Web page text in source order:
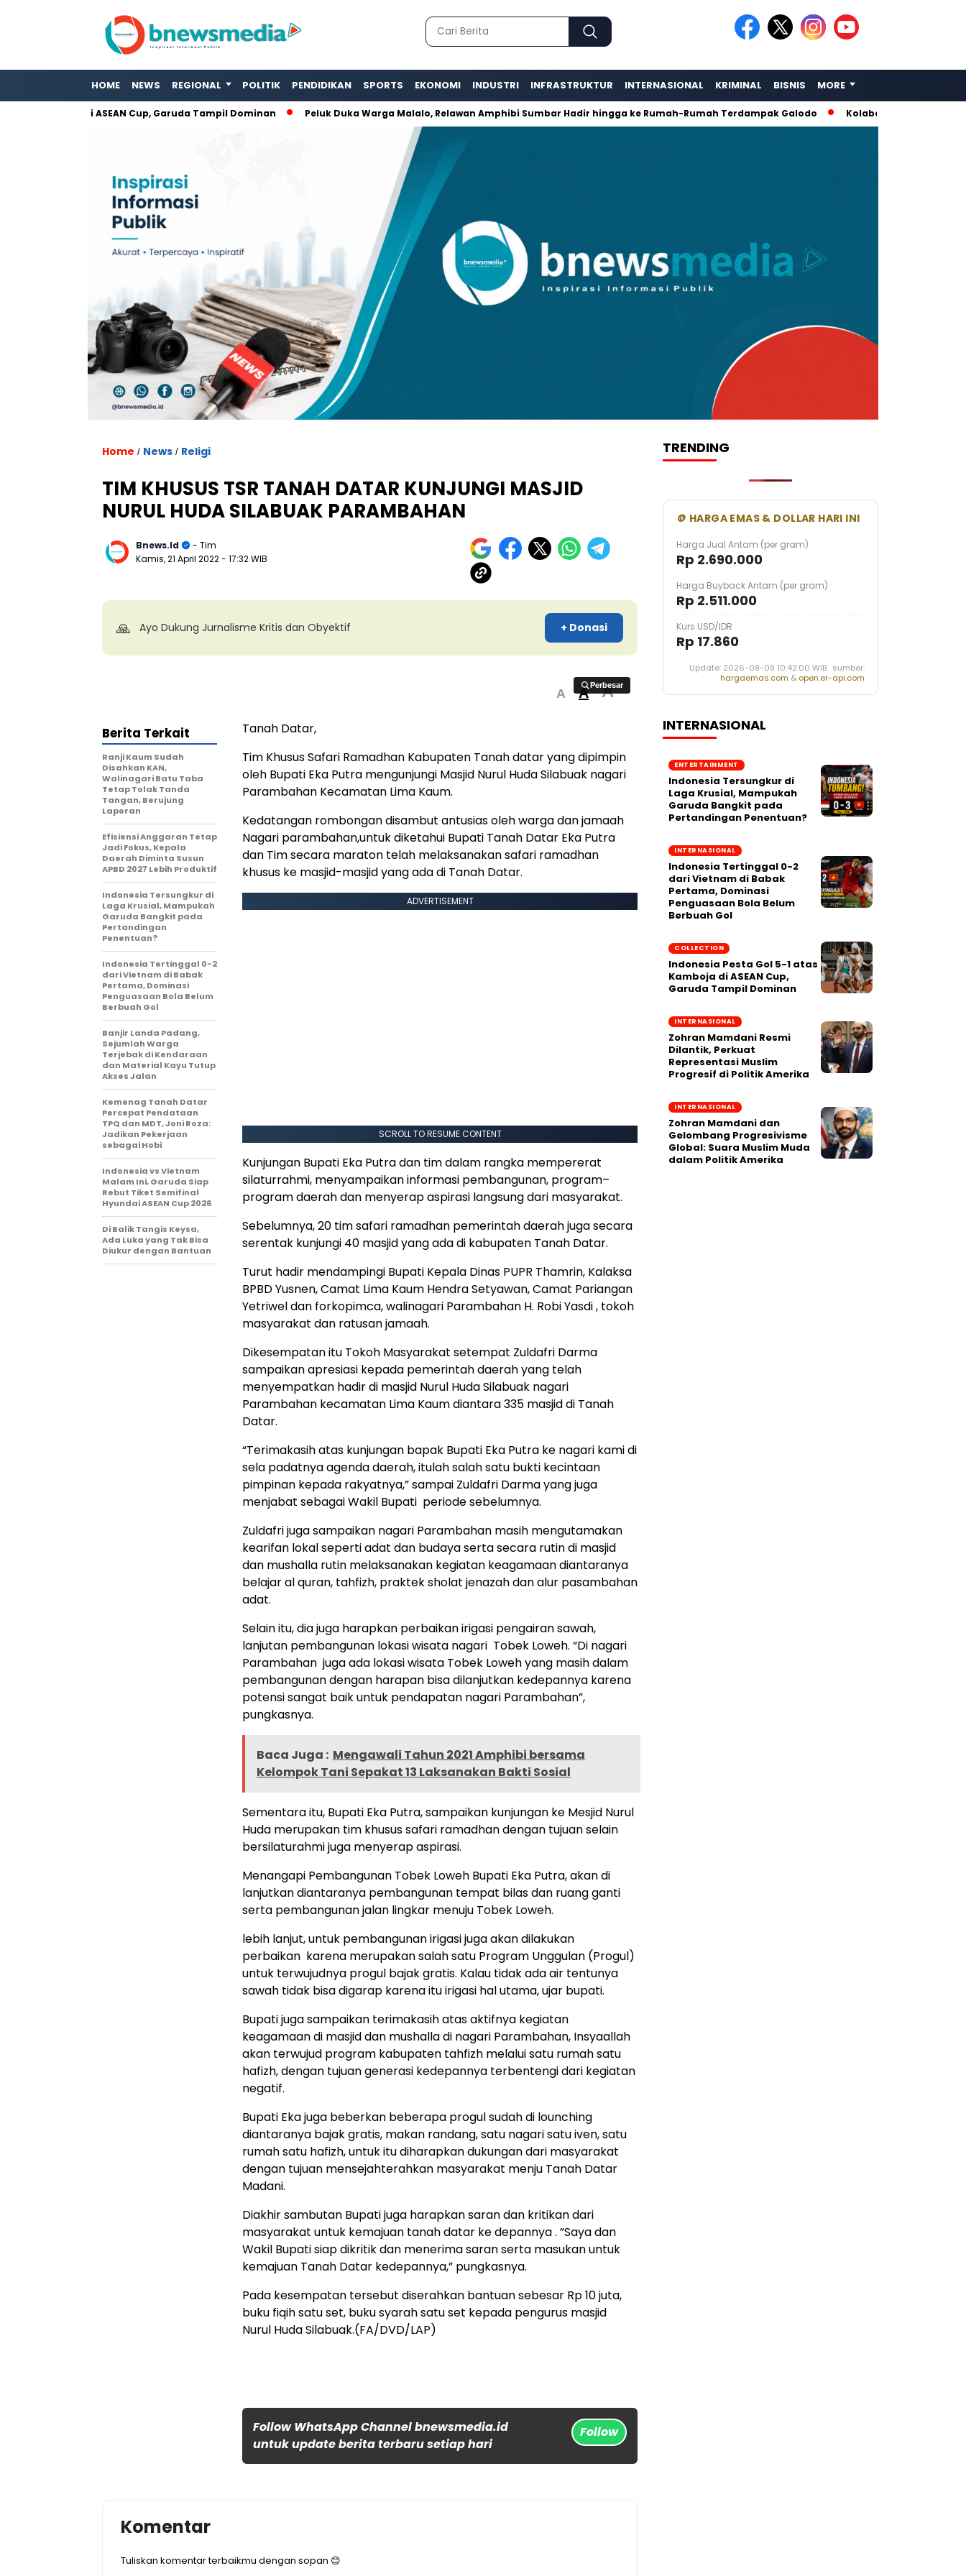
HOME NEWS REGIONAL POLITIK PENDIDIKAN SPORTS EKONOMI INDUSTRI INFRASTRUKTUR INTERNASIONAL KRIMINAL BISNIS MORE
di ASEAN Cup, Garuda Tampil Dominan Peluk Duka Warga Malalo, Relawan Amphibi Sumbar Hadir hingga ke Rumah-Rumah Terdampak Galodo Kolaborasi Rescue: Amphibi
Home / News / Religi
TIM KHUSUS TSR TANAH DATAR KUNJUNGI MASJID
NURUL HUDA SILABUAK PARAMBAHAN
Bnews.id
- Tim
Kamis, 21 April 2022- 17:32 WIB
🙏 Ayo Dukung Jurnalisme Kritis dan Obyektif + Donasi
Perbesar
Perbesar
A A A
Tanah Datar,
Tim Khusus Safari Ramadhan Kabupaten Tanah datar yang dipimpin
oleh Bupati Eka Putra mengunjungi Masjid Nurul Huda Silabuak nagari
Parambahan Kecamatan Lima Kaum.
Kedatangan rombongan disambut antusias oleh warga dan jamaah
Nagari parambahan,untuk diketahui Bupati Tanah Datar Eka Putra
dan Tim secara maraton telah melaksanakan safari ramadhan
khusus ke masjid-masjid yang ada di Tanah Datar.
ADVERTISEMENT
. Ukuran gambar 480px x 600px
SCROLL TO RESUME CONTENT
Kunjungan Bupati Eka Putra dan tim dalam rangka mempererat
silaturrahmi, menyampaikan informasi pembangunan, program–
program daerah dan menyerap aspirasi langsung dari masyarakat.
Sebelumnya, 20 tim safari ramadhan pemerintah daerah juga secara
serentak kunjungi 40 masjid yang ada di kabupaten Tanah Datar.
Turut hadir mendampingi Bupati Kepala Dinas PUPR Thamrin, Kalaksa
BPBD Yusnen, Camat Lima Kaum Hendra Setyawan, Camat Pariangan
Yetriwel dan forkopimca, walinagari Parambahan H. Robi Yasdi , tokoh
masyarakat dan ratusan jamaah.
Dikesempatan itu Tokoh Masyarakat setempat Zuldafri Darma
sampaikan apresiasi kepada pemerintah daerah yang telah
menyempatkan hadir di masjid Nurul Huda Silabuak nagari
Parambahan kecamatan Lima Kaum diantara 335 masjid di Tanah
Datar.
“Terimakasih atas kunjungan bapak Bupati Eka Putra ke nagari kami di
sela padatnya agenda daerah, itulah salah satu bukti kecintaan
pimpinan kepada rakyatnya,” sampai Zuldafri Darma yang juga
menjabat sebagai Wakil Bupati periode sebelumnya.
Zuldafri juga sampaikan nagari Parambahan masih mengutamakan
kearifan lokal seperti adat dan budaya serta secara rutin di masjid
dan mushalla rutin melaksanakan kegiatan keagamaan diantaranya
belajar al quran, tahfizh, praktek sholat jenazah dan alur pasambahan
adat.
Selain itu, dia juga harapkan perbaikan irigasi pengairan sawah,
lanjutan pembangunan lokasi wisata nagari Tobek Loweh. “Di nagari
Parambahan juga ada lokasi wisata Tobek Loweh yang masih dalam
pembangunan dengan harapan bisa dilanjutkan kedepannya karena
potensi sangat baik untuk pendapatan nagari Parambahan”,
pungkasnya.
Baca Juga : Mengawali Tahun 2021 Amphibi bersama
Kelompok Tani Sepakat 13 Laksanakan Bakti Sosial
Sementara itu, Bupati Eka Putra, sampaikan kunjungan ke Mesjid Nurul
Huda merupakan tim khusus safari ramadhan dengan tujuan selain
bersilaturahmi juga menyerap aspirasi.
Menangapi Pembangunan Tobek Loweh Bupati Eka Putra, akan di
lanjutkan diantaranya pembangunan tempat bilas dan ruang ganti
serta pembangunan jalan lingkar menuju Tobek Loweh.
lebih lanjut, untuk pembangunan irigasi juga akan dilakukan
perbaikan karena merupakan salah satu Program Unggulan (Progul)
untuk terwujudnya progul bajak gratis. Kalau tidak ada air tentunya
sawah tidak bisa digarap karena itu irigasi hal utama, ujar bupati.
Bupati juga sampaikan terimakasih atas aktifnya kegiatan
keagamaan di masjid dan mushalla di nagari Parambahan, Insyaallah
akan terwujud program kabupaten tahfizh melalui satu rumah satu
hafizh, dengan tujuan generasi kedepannya terbentengi dari kegiatan
negatif.
Bupati Eka juga beberkan beberapa progul sudah di lounching
diantaranya bajak gratis, makan randang, satu nagari satu iven, satu
rumah satu hafizh, untuk itu diharapkan dukungan dari masyarakat
dengan tujuan mensejahterahkan masyarakat menju Tanah Datar
Madani.
Diakhir sambutan Bupati juga harapkan saran dan kritikan dari
masyarakat untuk kemajuan tanah datar ke depannya . ”Saya dan
Wakil Bupati siap dikritik dan menerima saran serta masukan untuk
kemajuan Tanah Datar kedepannya,” pungkasnya.
Pada kesempatan tersebut diserahkan bantuan sebesar Rp 10 juta,
buku fiqih satu set, buku syarah satu set kepada pengurus masjid
Nurul Huda Silabuak.(FA/DVD/LAP)
Follow WhatsApp Channel bnewsmedia.id
untuk update berita terbaru setiap hari
Follow
Berita Terkait
Ranji Kaum Sudah
Disahkan KAN,
Walinagari Batu Taba
Tetap Tolak Tanda
Tangan, Berujung
Laporan
Efisiensi Anggaran Tetap
Jadi Fokus, Kepala
Daerah Diminta Susun
APBD 2027 Lebih Produktif
Indonesia Tersungkur di
Laga Krusial, Mampukah
Garuda Bangkit pada
Pertandingan
Penentuan?
Indonesia Tertinggal 0-2
dari Vietnam di Babak
Pertama, Dominasi
Penguasaan Bola Belum
Berbuah Gol
Banjir Landa Padang,
Sejumlah Warga
Terjebak di Kendaraan
dan Material Kayu Tutup
Akses Jalan
Kemenag Tanah Datar
Percepat Pendataan
TPQ dan MDT, Joni Roza:
Jadikan Pekerjaan
sebagai Hobi
Indonesia vs Vietnam
Malam Ini, Garuda Siap
Rebut Tiket Semifinal
Hyundai ASEAN Cup 2026
Di Balik Tangis Keysa,
Ada Luka yang Tak Bisa
Diukur dengan Bantuan
Komentar
Tuliskan komentar terbaikmu dengan sopan 😊
TRENDING
🪙 HARGA EMAS & DOLLAR HARI INI
Harga Jual Antam (per gram)
Rp 2.690.000
Harga Buyback Antam (per gram)
Rp 2.511.000
Kurs USD/IDR
Rp 17.860
Update: 2026-08-09 10:42:00 WIB · sumber:
hargaemas.com & open.er-api.com
INTERNASIONAL
ENTERTAINMENT
Indonesia Tersungkur di
Laga Krusial, Mampukah
Garuda Bangkit pada
Pertandingan Penentuan?
INTERNASIONAL
Indonesia Tertinggal 0-2
dari Vietnam di Babak
Pertama, Dominasi
Penguasaan Bola Belum
Berbuah Gol
COLLECTION
Indonesia Pesta Gol 5-1 atas
Kamboja di ASEAN Cup,
Garuda Tampil Dominan
INTERNASIONAL
Zohran Mamdani Resmi
Dilantik, Perkuat
Representasi Muslim
Progresif di Politik Amerika
INTERNASIONAL
Zohran Mamdani dan
Gelombang Progresivisme
Global: Suara Muslim Muda
dalam Politik Amerika